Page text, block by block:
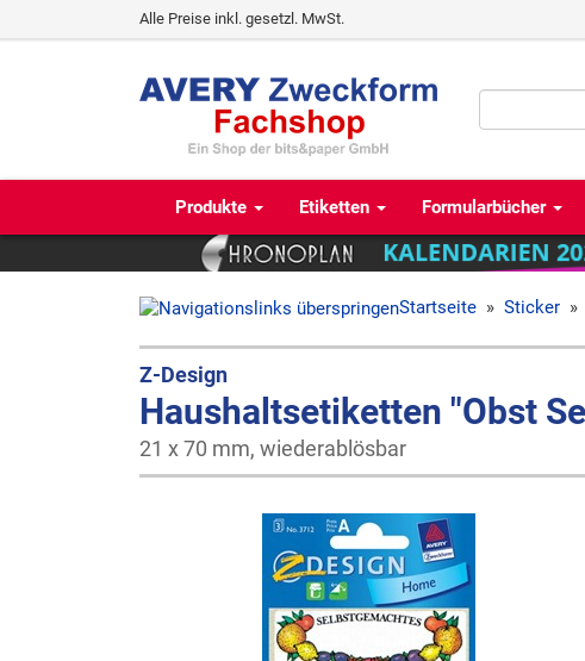
Alle Preise inkl. gesetzl. MwSt.
Produkte Etiketten Formularbücher
Startseite » Sticker »
Z-Design
Haushaltsetiketten "Obst
21 x 70 mm, wiederablösbar